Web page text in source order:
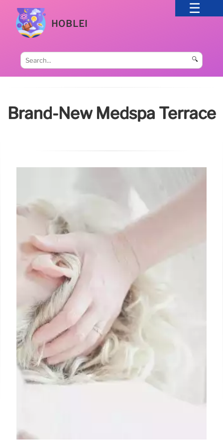
HOBLEI
🔍
Brand-New Medspa Terrace